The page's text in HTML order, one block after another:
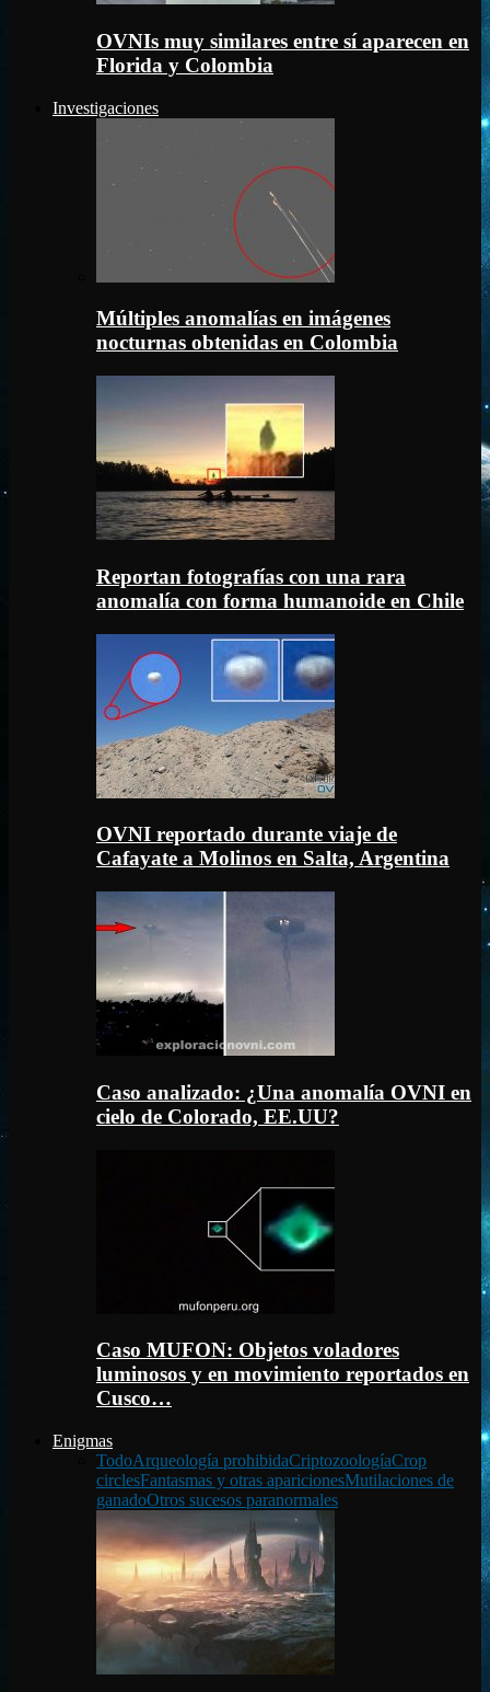
OVNIs muy similares entre sí aparecen en
Florida y Colombia
Investigaciones
Múltiples anomalías en imágenes
nocturnas obtenidas en Colombia
Reportan fotografías con una rara
anomalía con forma humanoide en Chile
OVNI reportado durante viaje de
Cafayate a Molinos en Salta, Argentina
Caso analizado: ¿Una anomalía OVNI en
cielo de Colorado, EE.UU?
Caso MUFON: Objetos voladores
luminosos y en movimiento reportados en
Cusco…
Enigmas
TodoArqueología prohibidaCriptozoologíaCrop
circlesFantasmas y otras aparicionesMutilaciones de
ganadoOtros sucesos paranormales